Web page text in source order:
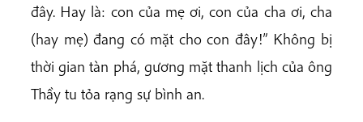
đây. Hay là: con của mẹ ơi, con của cha ơi, cha
(hay mẹ) đang có mặt cho con đây!” Không bị
thời gian tàn phá, gương mặt thanh lịch của ông
Thầy tu tỏa rạng sự bình an.